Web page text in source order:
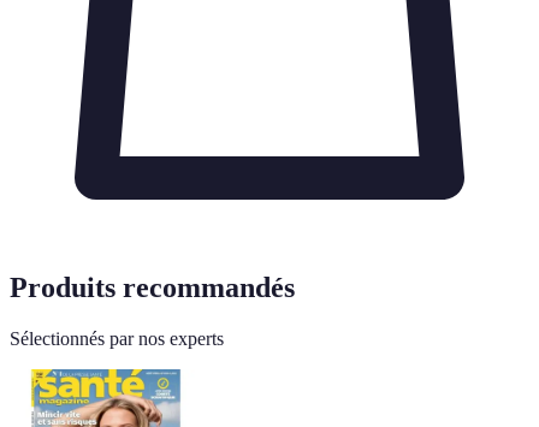
Produits recommandés
Sélectionnés par nos experts